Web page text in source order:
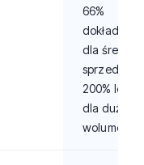
66%
dla
sprzedaży,
200%
dla dużych